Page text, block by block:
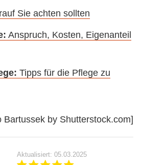
Sie achten sollten
Anspruch, Kosten, Eigenanteil
Tipps für die Pflege zu
Bartussek by Shutterstock.com]
Aktualisiert: 05.03.2025